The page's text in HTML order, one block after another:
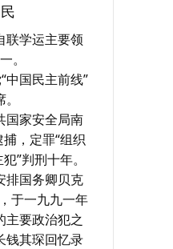
联学运主要领
。
中国民主前线”
国家安全局南
，定罪“组织
”判刑十年。
排国务卿贝克
于一九九一年
主要政治犯之
钱其琛回忆录